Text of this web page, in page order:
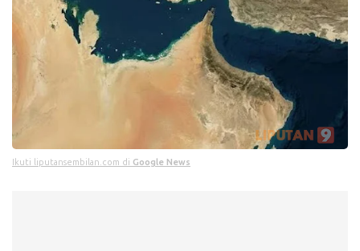
Ikuti liputansembilan.com di Google News